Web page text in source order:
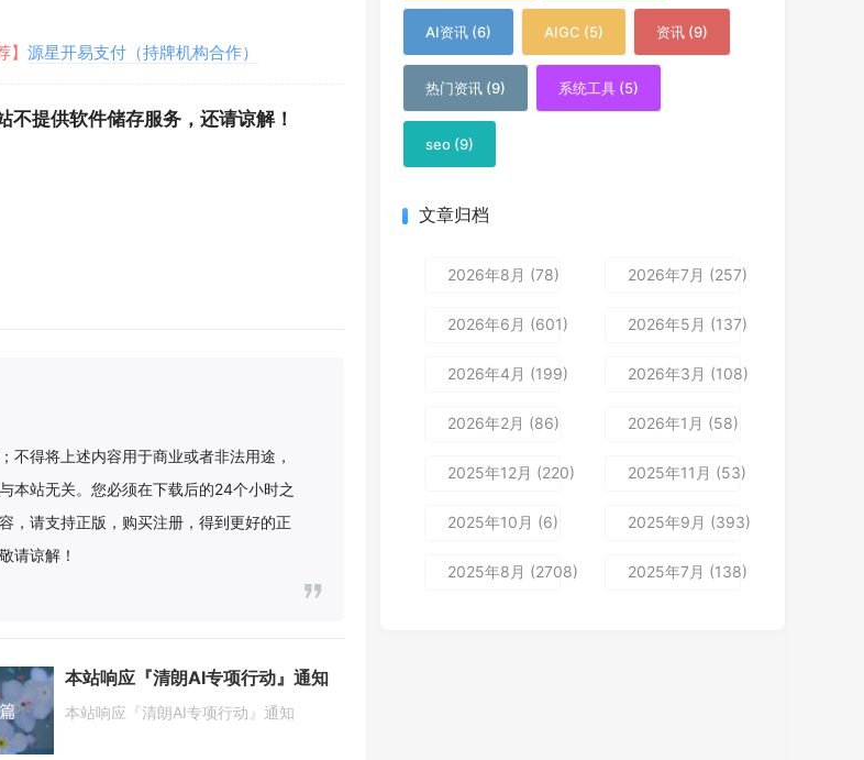
】 源星开易支付（持牌机构合作）
提供软件储存服务，还请谅解！
不得将上述内容用于商业或者非法用途，
本站无关。您必须在下载后的24个小时之
，请支持正版，购买注册，得到更好的正
请谅解！
本站响应『清朗AI专项行动』通知
本站响应『清朗AI专项行动』通知
AI资讯 (6) AIGC (5) 资讯 (9)
热门资讯 (9) 系统工具 (5)
seo (9)
文章归档
2026年8月 (78) 2026年7月 (257)
2026年6月 (601) 2026年5月 (137)
2026年4月 (199) 2026年3月 (108)
2026年2月 (86) 2026年1月 (58)
2025年12月 (220) 2025年11月 (53)
2025年10月 (6) 2025年9月 (393)
2025年8月 (2708) 2025年7月 (138)